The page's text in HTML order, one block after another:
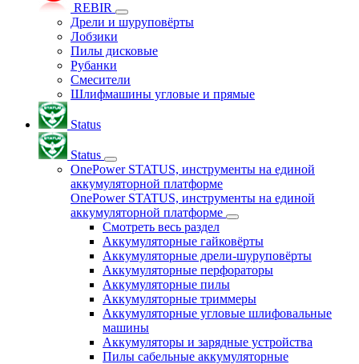
REBIR
Дрели и шуруповёрты
Лобзики
Пилы дисковые
Рубанки
Смесители
Шлифмашины угловые и прямые
Status
Status
OnePower STATUS, инструменты на единой
аккумуляторной платформе
OnePower STATUS, инструменты на единой
аккумуляторной платформе
Смотреть весь раздел
Аккумуляторные гайковёрты
Аккумуляторные дрели-шуруповёрты
Аккумуляторные перфораторы
Аккумуляторные пилы
Аккумуляторные триммеры
Аккумуляторные угловые шлифовальные
машины
Аккумуляторы и зарядные устройства
Пилы сабельные аккумуляторные